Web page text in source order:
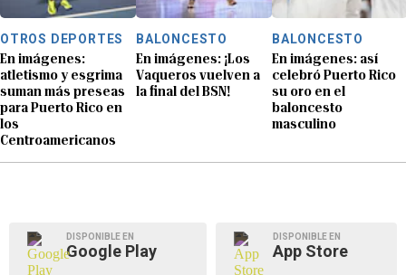
OTROS DEPORTES
En imágenes:
atletismo y esgrima
suman más preseas
para Puerto Rico en
los
Centroamericanos
BALONCESTO
En imágenes: ¡Los
Vaqueros vuelven a
la final del BSN!
BALONCESTO
En imágenes: así
celebró Puerto Rico
su oro en el
baloncesto
masculino
DISPONIBLE EN
Google Play
DISPONIBLE EN
App Store